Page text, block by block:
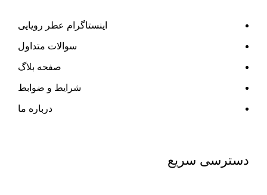
اینستاگرام عطر رویایی
سوالات متداول
صفحه بلاگ
شرایط و ضوابط
درباره ما
دسترسی سریع